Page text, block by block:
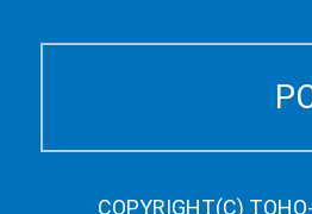
COPYRIGHT(C)